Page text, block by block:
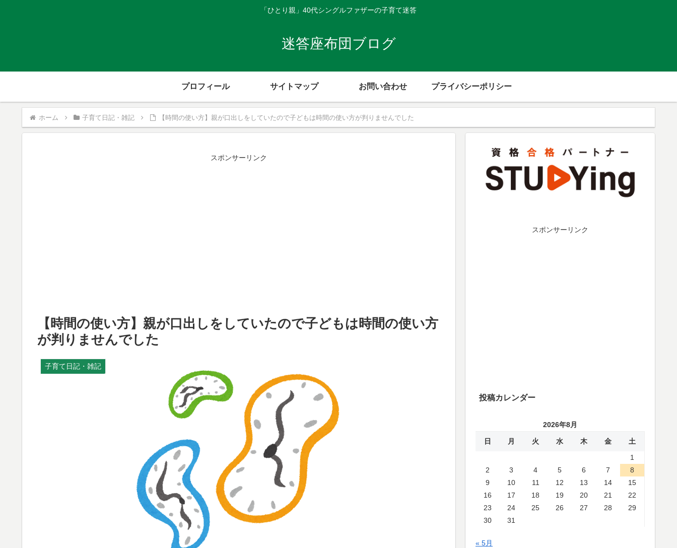
「ひとり親」40代シングルファザーの子育て迷答
迷答座布団ブログ
プロフィール サイトマップ お問い合わせ プライバシーポリシー
ホーム 子育て日記・雑記 【時間の使い方】親が口出しをしていたので子どもは時間の使い方が判りませんでした
スポンサーリンク
【時間の使い方】親が口出しをしていたので子どもは時間の使い方
が判りませんでした
子育て日記・雑記
スポンサーリンク
投稿カレンダー
2026年8月
日 月 火 水 木 金
土
1
2
3 4 5 6 7
8
9
10 11 12 13 14
15
16
17 18 19 20 21
22
23
24 25 26 27 28
29
30
31
« 5月